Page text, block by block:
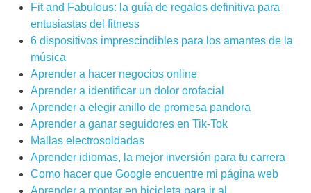
Fit and Fabulous: la guía de regalos definitiva para
entusiastas del fitness
6 dispositivos imprescindibles para los amantes de la
música
Aprender a hacer negocios online
Aprender a identificar un dolor orofacial
Aprender a elegir anillo de promesa pandora
Aprender a ganar seguidores en Tik-Tok
Mallas electrosoldadas
Aprender idiomas, la mejor inversión para tu carrera
Como hacer que Google encuentre mi página web
Aprender a montar en bicicleta para ir al